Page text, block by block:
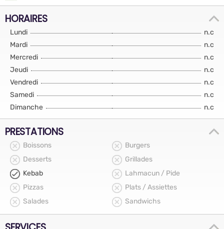
HORAIRES
Lundi
n.c
Mardi
n.c
Mercredi
n.c
Jeudi
n.c
Vendredi
n.c
Samedi
n.c
Dimanche
n.c
PRESTATIONS
Boissons
Burgers
Desserts
Grillades
Kebab
Lahmacun / Pide
Pizzas
Plats / Assiettes
Salades
Sandwichs